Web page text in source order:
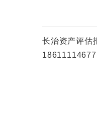
长治资产评估